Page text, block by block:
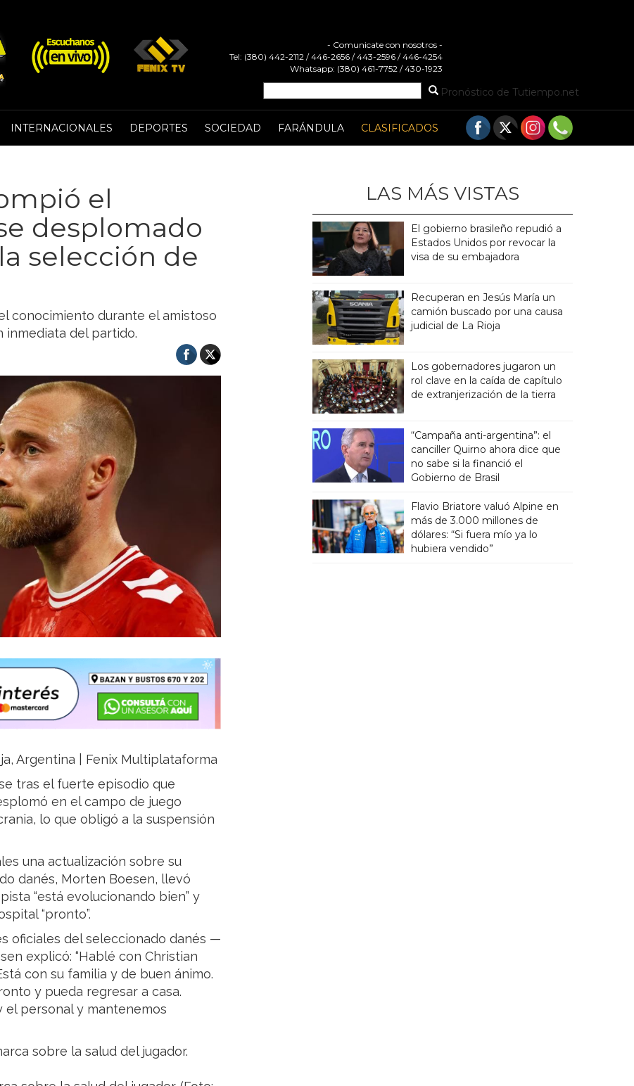
- Comunicate con nosotros -
Tel: (380) 442-2112 / 446-2656 / 443-2596 / 446-4254
Whatsapp: (380) 461-7752 / 430-1923
Pronóstico de Tutiempo.net
INTERNACIONALES DEPORTES SOCIEDAD FARÁNDULA CLASIFICADOS
el
desplomado
selección de
conocimiento durante el amistoso
inmediata del partido.
Argentina | Fenix Multiplataforma
tras el fuerte episodio que
en el campo de juego
lo que obligó a la suspensión
una actualización sobre su
danés, Morten Boesen, llevó
“está evolucionando bien” y
“pronto”.
oficiales del seleccionado danés —
explicó: “Hablé con Christian
con su familia y de buen ánimo.
y pueda regresar a casa.
el personal y mantenemos
LAS MÁS VISTAS
El gobierno brasileño repudió a
Estados Unidos por revocar la
visa de su embajadora
Recuperan en Jesús María un
camión buscado por una causa
judicial de La Rioja
Los gobernadores jugaron un
rol clave en la caída de capítulo
de extranjerización de la tierra
“Campaña anti-argentina”: el
canciller Quirno ahora dice que
no sabe si la financió el
Gobierno de Brasil
Flavio Briatore valuó Alpine en
más de 3.000 millones de
dólares: “Si fuera mío ya lo
hubiera vendido”